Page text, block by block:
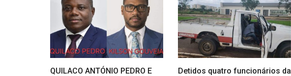
QUILACO ANTÓNIO PEDRO E
Detidos quatro funcionários da